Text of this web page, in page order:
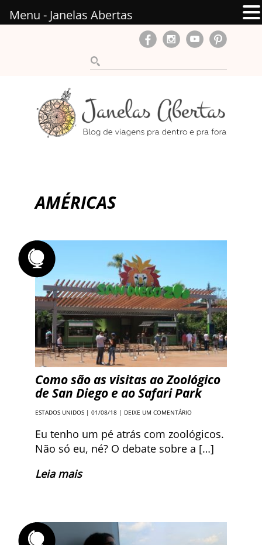
AMÉRICAS
Como são as visitas ao Zoológico
de San Diego e ao Safari Park
ESTADOS UNIDOS | 01/08/18 | DEIXE UM COMENTÁRIO
Eu tenho um pé atrás com zoológicos.
Não só eu, né? O debate sobre a […]
Leia mais
Menu - Janelas Abertas